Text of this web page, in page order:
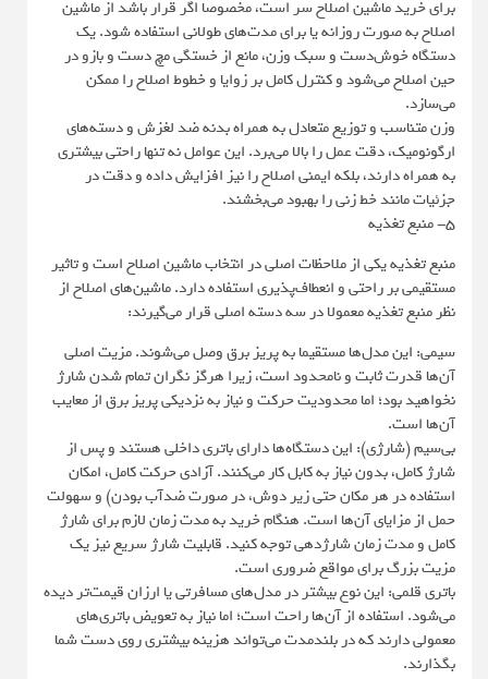
برای خرید ماشین اصلاح سر است، مخصوصا اگر قرار باشد از ماشین
اصلاح به صورت روزانه یا برای مدت‌های طولانی استفاده شود. یک
دستگاه خوش‌دست و سبک وزن، مانع از خستگی مچ دست و بازو در
حین اصلاح می‌شود و کنترل کامل بر زوایا و خطوط اصلاح را ممکن
می‌سازد.
وزن متناسب و توزیع متعادل به همراه بدنه ضد لغزش و دسته‌های
ارگونومیک، دقت عمل را بالا می‌برد. این عوامل نه تنها راحتی بیشتری
به همراه دارند، بلکه ایمنی اصلاح را نیز افزایش داده و دقت در
جزئیات مانند خط زنی را بهبود می‌بخشند.
5- منبع تغذیه
منبع تغذیه یکی از ملاحظات اصلی در انتخاب ماشین اصلاح است و تاثیر
مستقیمی بر راحتی و انعطاف‌پذیری استفاده دارد. ماشین‌های اصلاح از
نظر منبع تغذیه معمولا در سه دسته اصلی قرار می‌گیرند:
سیمی: این مدل‌ها مستقیما به پریز برق وصل می‌شوند. مزیت اصلی
آن‌ها قدرت ثابت و نامحدود است، زیرا هرگز نگران تمام شدن شارژ
نخواهید بود؛ اما محدودیت حرکت و نیاز به نزدیکی پریز برق از معایب
آن‌ها است.
بی‌سیم (شارژی): این دستگاه‌ها دارای باتری داخلی هستند و پس از
شارژ کامل، بدون نیاز به کابل کار می‌کنند. آزادی حرکت کامل، امکان
استفاده در هر مکان حتی زیر دوش، در صورت ضدآب بودن) و سهولت
حمل از مزایای آن‌ها است. هنگام خرید به مدت زمان لازم برای شارژ
کامل و مدت زمان شارژدهی توجه کنید. قابلیت شارژ سریع نیز یک
مزیت بزرگ برای مواقع ضروری است.
باتری قلمی: این نوع بیشتر در مدل‌های مسافرتی یا ارزان قیمت‌تر دیده
می‌شود. استفاده از آن‌ها راحت است؛ اما نیاز به تعویض باتری‌های
معمولی دارند که در بلندمدت می‌تواند هزینه بیشتری روی دست شما
بگذارند.